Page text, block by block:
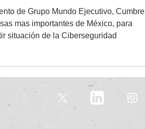
de Grupo Mundo Ejecutivo, Cumbre
mas importantes de México, para
situación de la Ciberseguridad